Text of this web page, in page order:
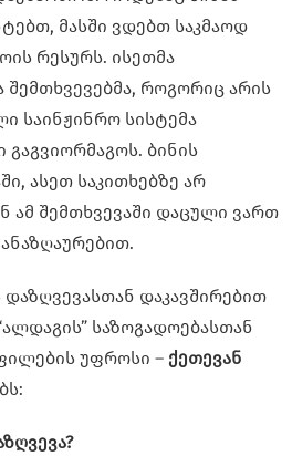
მასში ვდებთ საკმაოდ
რესურს. ისეთმა
როგორიც არის
საინჟინრო სისტემა
გაგვიორმაგოს. ბინის
ასეთ საკითხებზე არ
ამ შემთხვევაში დაცული ვართ
დაზღვევასთან დაკავშირებით
საზოგადოებასთან
უფროსი – ქეთევან